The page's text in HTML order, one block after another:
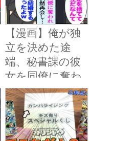
【漫画】俺が独
立を決めた途
端、秘書課の彼
女を同僚に奪わ
れた。同僚「普
通結婚を考えて
たら独立なんか
しないだろ！」